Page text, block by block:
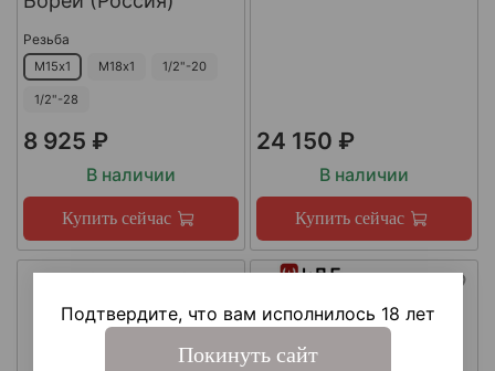
Резьба
М15х1 М18х1 1/2"-20
1/2"-28
8 925 ₽
В наличии
Купить сейчас
24 150 ₽
В наличии
Купить сейчас
Подтвердите, что вам исполнилось 18 лет
Покинуть сайт